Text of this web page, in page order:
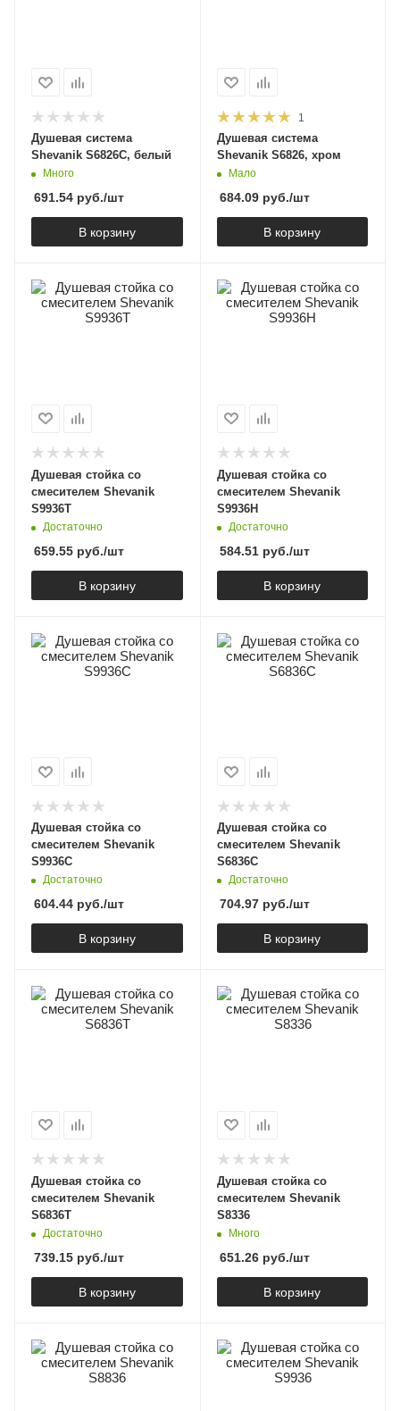
Душевая система
Shevanik S6826C, белый
Много
691.54 руб./шт
В корзину
1
Душевая система
Shevanik S6826, хром
Мало
684.09руб./шт
В корзину
Душевая стойка со
смесителем Shevanik
S9936T
Достаточно
659.55 руб./шт
В корзину
Душевая стойка со
смесителем Shevanik
S9936H
Достаточно
584.51руб./шт
В корзину
Душевая стойка со
смесителем Shevanik
S9936C
Достаточно
604.44 руб./шт
В корзину
Душевая стойка со
смесителем Shevanik
S6836C
Достаточно
704.97руб./шт
В корзину
Душевая стойка со
смесителем Shevanik
S6836T
Достаточно
739.15 руб./шт
В корзину
Душевая стойка со
смесителем Shevanik
S8336
Много
651.26руб./шт
В корзину